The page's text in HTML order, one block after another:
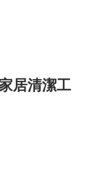
居清潔工